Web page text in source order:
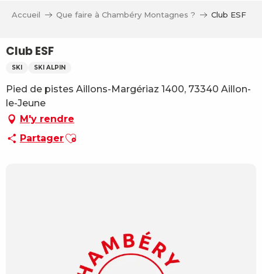
principal
Accueil Que faire à Chambéry Montagnes ? Club ESF
Club ESF
SKI SKI ALPIN
Pied de pistes Aillons-Margériaz 1400, 73340 Aillon-
le-Jeune
M'y rendre
PartagerAjouter aux favoris